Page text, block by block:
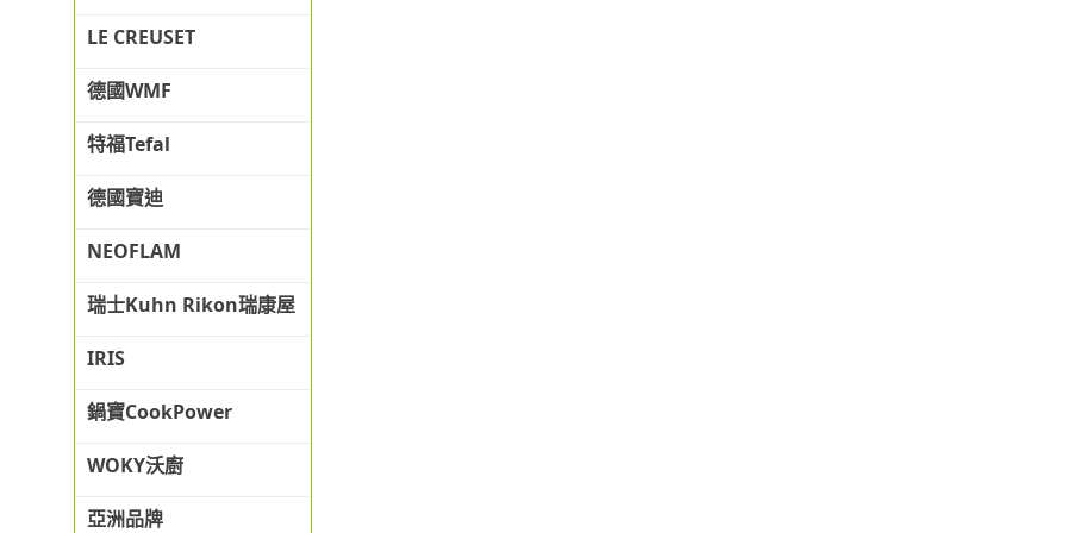
LE CREUSET
德國WMF
特福Tefal
德國寶迪
NEOFLAM
瑞士Kuhn Rikon瑞康屋
IRIS
鍋寶CookPower
WOKY沃廚
亞洲品牌